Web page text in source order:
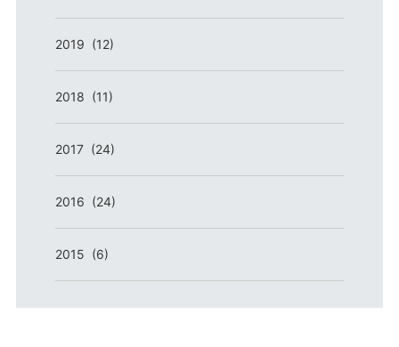
2019 (12)
2018 (11)
2017 (24)
2016 (24)
2015 (6)